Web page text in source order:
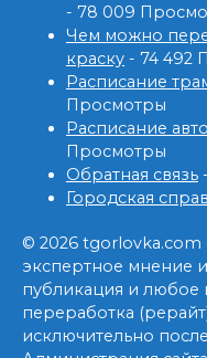
- 78 009
Чем можно
краску - 74 492
Расписание
Просмотры
Расписание
Просмотры
Обратная связь
Городская
© 2026
экспертное мнение
публикация и любое
переработка
исключительно